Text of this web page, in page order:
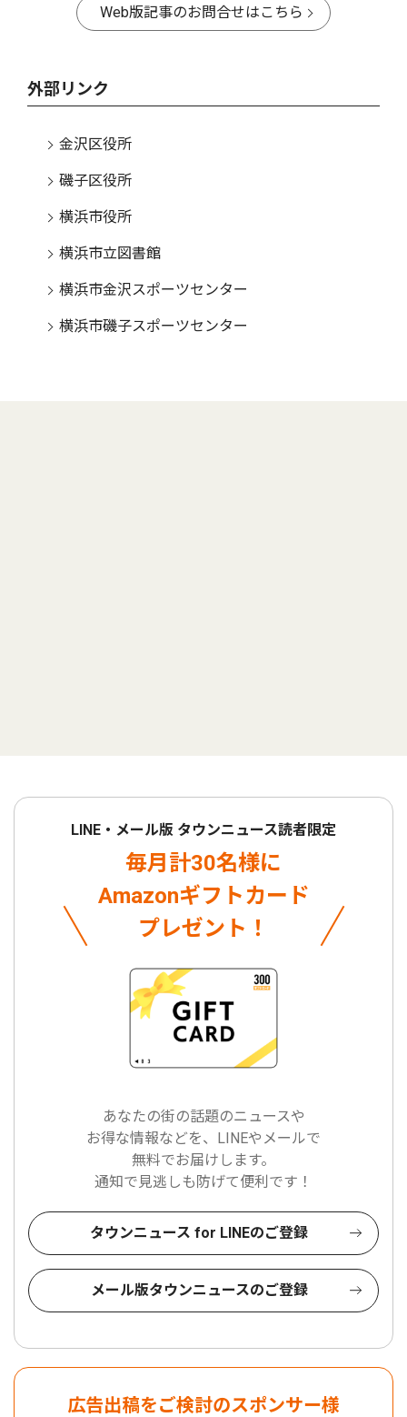
Web版記事のお問合せはこちら
外部リンク
金沢区役所
磯子区役所
横浜市役所
横浜市立図書館
横浜市金沢スポーツセンター
横浜市磯子スポーツセンター
LINE・メール版 タウンニュース読者限定
毎月計30名様に
Amazonギフトカード
プレゼント！
あなたの街の話題のニュースや
お得な情報などを、LINEやメールで
無料でお届けします。
通知で見逃しも防げて便利です！
タウンニュース for LINEのご登録
メール版タウンニュースのご登録
広告出稿をご検討のスポンサー様